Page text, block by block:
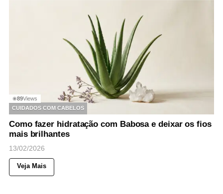
◉89Views
CUIDADOS COM CABELOS
Como fazer hidratação com Babosa e deixar os fios
mais brilhantes
13/02/2026
Veja Mais